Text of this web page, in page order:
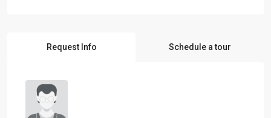
Request Info Schedule a tour